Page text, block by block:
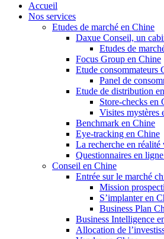
Accueil
Nos services
Etudes de marché en Chine
Daxue Conseil, un
Etudes de
Focus Group en Chine
Etude consommateurs
Panel de
Etude de distribution
Store-checks en
Visites mystères
Benchmark en Chine
Eye-tracking en Chine
La recherche en
Questionnaires en
Conseil en Chine
Entrée sur le marché
Mission
S’implanter en
Business Plan
Business Intelligence
Allocation de